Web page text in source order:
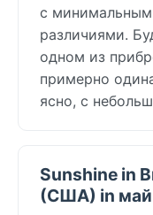
с
различиями.
одном из
примерно
ясно, с
Sunshine in
(США) in май